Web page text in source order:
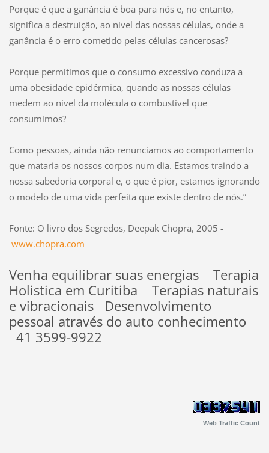
Porque é que a ganância é boa para nós e, no entanto,
significa a destruição, ao nível das nossas células, onde a
ganância é o erro cometido pelas células cancerosas?
Porque permitimos que o consumo excessivo conduza a
uma obesidade epidérmica, quando as nossas células
medem ao nível da molécula o combustível que
consumimos?
Como pessoas, ainda não renunciamos ao comportamento
que mataria os nossos corpos num dia. Estamos traindo a
nossa sabedoria corporal e, o que é pior, estamos ignorando
o modelo de uma vida perfeita que existe dentro de nós.”
Fonte: O livro dos Segredos, Deepak Chopra, 2005 -
www.chopra.com
Venha equilibrar suas energias Terapia
Holistica em Curitiba Terapias naturais
e vibracionais Desenvolvimento
pessoal através do auto conhecimento
41 3599-9922
Web Traffic Count